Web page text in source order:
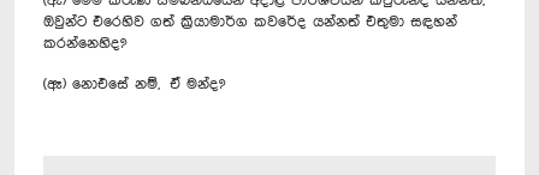
ඔවුන්ට එරෙහිව ගත් ක්‍රියාමාර්ග කවරේද යන්නත් එතුමා සඳහන්
කරන්නෙහිද?
(ඈ) නොඑසේ නම්, ඒ මන්ද?